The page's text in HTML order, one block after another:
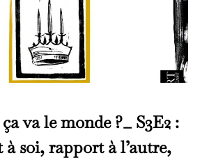
va le monde ?_ S3E2 :
à soi, rapport à l’autre,